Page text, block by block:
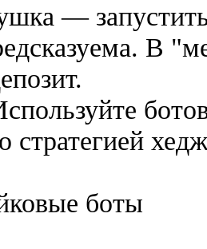
—
В
стратегией
боты